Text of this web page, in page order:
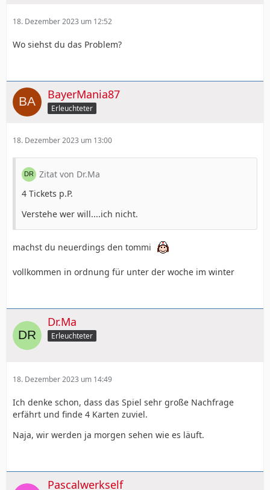
18. Dezember 2023 um 12:52
Wo siehst du das Problem?
BayerMania87
Erleuchteter
18. Dezember 2023 um 13:00
Zitat von Dr.Ma
4 Tickets p.P.
Verstehe wer will....ich nicht.
machst du neuerdings den tommi
vollkommen in ordnung für unter der woche im winter
Dr.Ma
Erleuchteter
18. Dezember 2023 um 14:49
Ich denke schon, dass das Spiel sehr große Nachfrage
erfährt und finde 4 Karten zuviel.
Naja, wir werden ja morgen sehen wie es läuft.
Pascalwerkself